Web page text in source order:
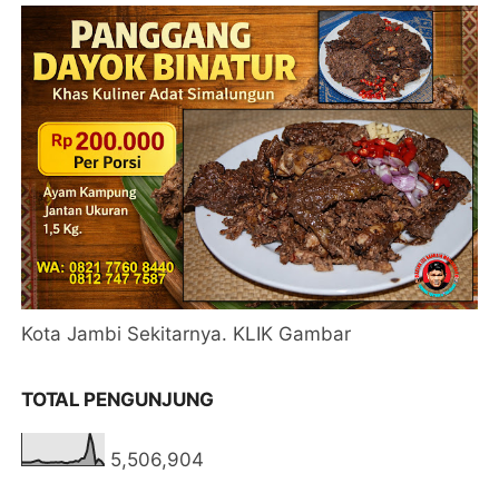
Kota Jambi Sekitarnya. KLIK Gambar
TOTAL PENGUNJUNG
5,506,904